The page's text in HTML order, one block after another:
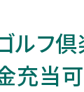
ルフ
充当可